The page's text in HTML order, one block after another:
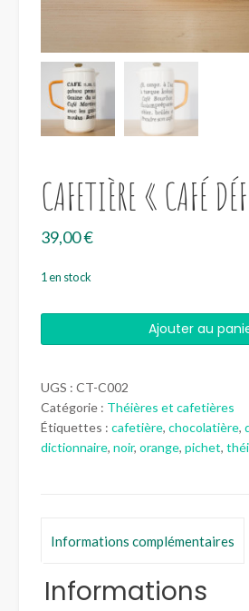
CAFETIÈRE « CAFÉ
39,00€
1 en stock
de
"Café
définition"
Ajouter au
UGS : CT-C002
Catégorie : Théières et cafetières
Étiquettes : cafetière, chocolatière,
dictionnaire, noir, orange, pichet,
Informations complémentaires
Informations